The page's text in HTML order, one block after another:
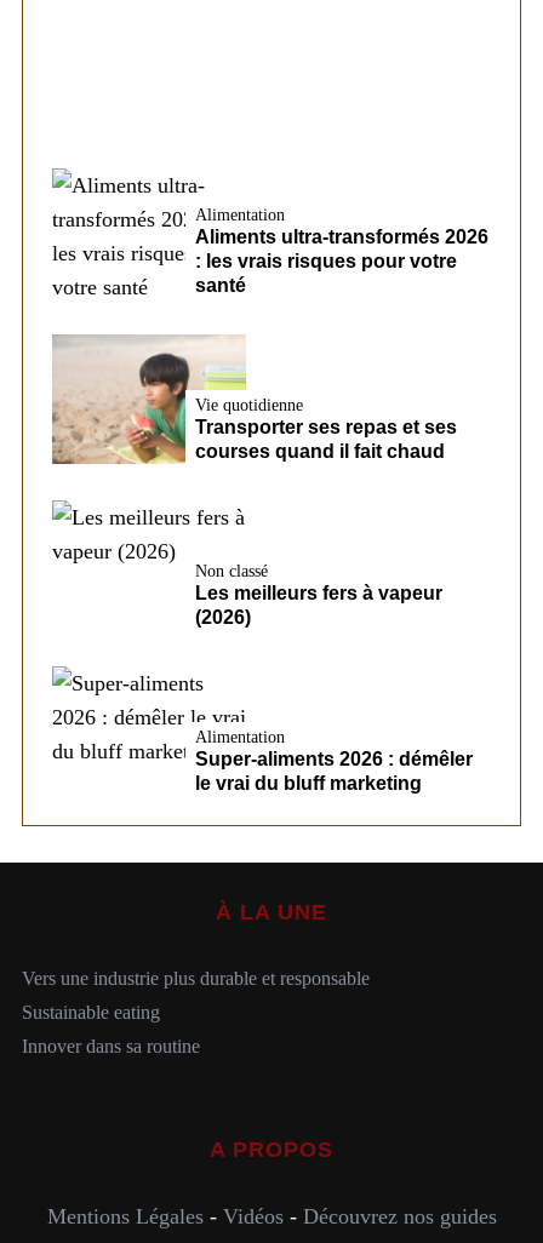
Alimentation
Aliments ultra-transformés 2026
: les vrais risques pour votre
santé
Vie quotidienne
Transporter ses repas et ses
courses quand il fait chaud
Non classé
Les meilleurs fers à vapeur
(2026)
Alimentation
Super-aliments 2026 : démêler
le vrai du bluff marketing
À LA UNE
Vers une industrie plus durable et responsable
Sustainable eating
Innover dans sa routine
A PROPOS
Mentions Légales- Vidéos- Découvrez nos guides